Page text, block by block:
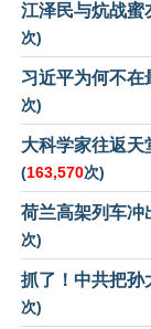
江泽民与炕战蜜
次)
习近平为何不在
次)
大科学家往返天
(163,570次)
荷兰高架列车冲
次)
抓了！中共把孙
次)